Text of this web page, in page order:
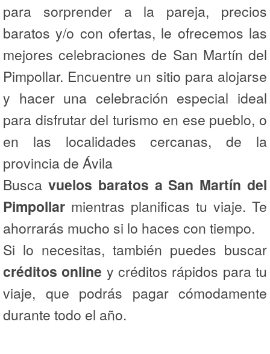
para sorprender a la pareja, precios
baratos y/o con ofertas, le ofrecemos las
mejores celebraciones de San Martín del
Pimpollar. Encuentre un sitio para alojarse
y hacer una celebración especial ideal
para disfrutar del turismo en ese pueblo, o
en las localidades cercanas, de la
provincia de Ávila
Busca vuelos baratos a San Martín del
Pimpollar mientras planificas tu viaje. Te
ahorrarás mucho si lo haces con tiempo.
Si lo necesitas, también puedes buscar
créditos online y créditos rápidos para tu
viaje, que podrás pagar cómodamente
durante todo el año.